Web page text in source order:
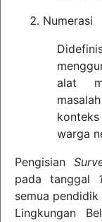
Numerasi
alat
warga
Pengisian
pada tanggal
semua
Lingkungan